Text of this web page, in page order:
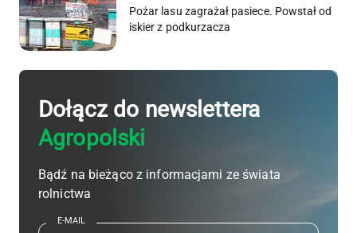
Pożar lasu zagrażał pasiece. Powstał od
iskier z podkurzacza
Dołącz do newslettera
Agropolski
Bądź na bieżąco z informacjami ze świata
rolnictwa
E-MAIL